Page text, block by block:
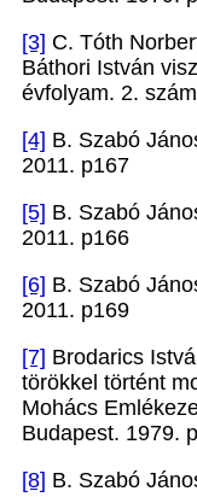
[3] C. Tóth
Báthori István
évfolyam. 2.
[4] B. Szabó
2011. p167
[5] B. Szabó
2011. p166
[6] B. Szabó
2011. p169
[7] Brodarics
törökkel történt
Mohács
Budapest. 1979.
[8] B. Szabó